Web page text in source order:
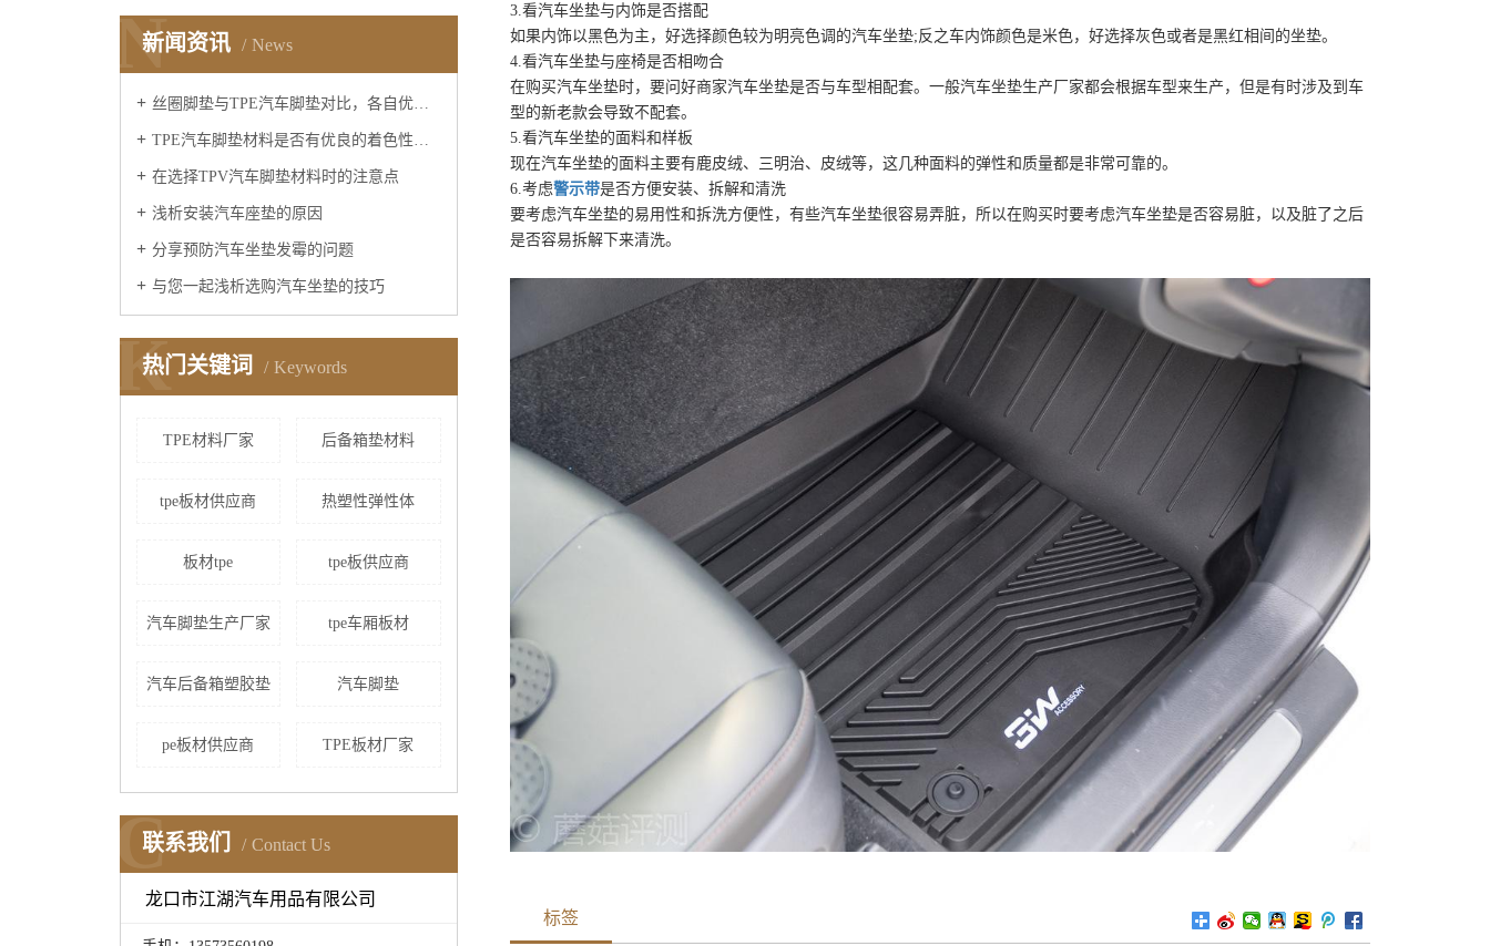
新闻资讯 News
N
丝圈脚垫与TPE汽车脚垫对比，各自优缺点是什么？
TPE汽车脚垫材料是否有优良的着色性呢？
在选择TPV汽车脚垫材料时的注意点
浅析安装汽车座垫的原因
分享预防汽车坐垫发霉的问题
与您一起浅析选购汽车坐垫的技巧
热门关键词 Keywords
K
TPE材料厂家 后备箱垫材料
tpe板材供应商 热塑性弹性体
板材tpe tpe板供应商
汽车脚垫生产厂家 tpe车厢板材
汽车后备箱塑胶垫 汽车脚垫
pe板材供应商 TPE板材厂家
联系我们 Contact Us
C
龙口市江湖汽车用品有限公司
3.看汽车坐垫与内饰是否搭配
如果内饰以黑色为主，好选择颜色较为明亮色调的汽车坐垫;反之车内饰颜色是米色，好选择灰色或者是黑红相间的坐垫。
4.看汽车坐垫与座椅是否相吻合
在购买汽车坐垫时，要问好商家汽车坐垫是否与车型相配套。一般汽车坐垫生产厂家都会根据车型来生产，但是有时涉及到车
型的新老款会导致不配套。
5.看汽车坐垫的面料和样板
现在汽车坐垫的面料主要有鹿皮绒、三明治、皮绒等，这几种面料的弹性和质量都是非常可靠的。
6.考虑警示带是否方便安装、拆解和清洗
要考虑汽车坐垫的易用性和拆洗方便性，有些汽车坐垫很容易弄脏，所以在购买时要考虑汽车坐垫是否容易脏，以及脏了之后
是否容易拆解下来清洗。
标签